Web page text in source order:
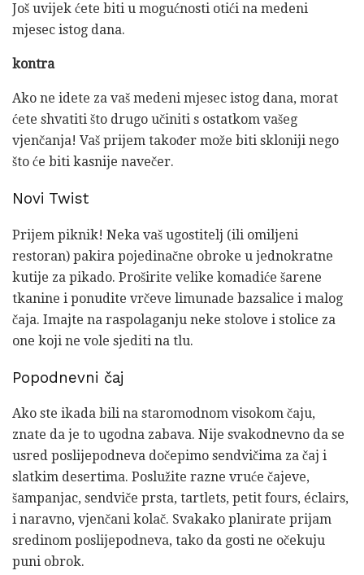
Još uvijek ćete biti u mogućnosti otići na medeni
mjesec istog dana.
kontra
Ako ne idete za vaš medeni mjesec istog dana, morat
ćete shvatiti što drugo učiniti s ostatkom vašeg
vjenčanja! Vaš prijem također može biti skloniji nego
što će biti kasnije navečer.
Novi Twist
Prijem piknik! Neka vaš ugostitelj (ili omiljeni
restoran) pakira pojedinačne obroke u jednokratne
kutije za pikado. Proširite velike komadiće šarene
tkanine i ponudite vrčeve limunade bazsalice i malog
čaja. Imajte na raspolaganju neke stolove i stolice za
one koji ne vole sjediti na tlu.
Popodnevni čaj
Ako ste ikada bili na staromodnom visokom čaju,
znate da je to ugodna zabava. Nije svakodnevno da se
usred poslijepodneva dočepimo sendvičima za čaj i
slatkim desertima. Poslužite razne vruće čajeve,
šampanjac, sendviče prsta, tartlets, petit fours, éclairs,
i naravno, vjenčani kolač. Svakako planirate prijam
sredinom poslijepodneva, tako da gosti ne očekuju
puni obrok.